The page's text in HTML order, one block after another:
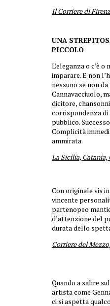
Il Corriere di
UNA
PICCOLO
L’eleganza o c’è o
imparare. E non
nessuno se non
Cannavacciuolo,
dicitore,
corrispondenza di
pubblico.
Complicità
ammirata.
La Sicilia, Catania,
Con originale vis
vincente
partenopeo
d’attenzione del
durata dello
Corriere del
Quando a salire
artista come
ci si aspetta